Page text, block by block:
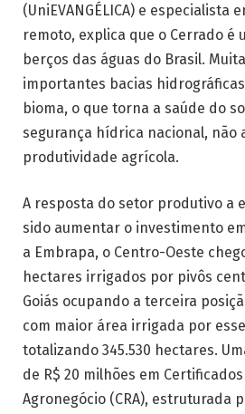
(UniEVANGÉLICA) e especialista
remoto, explica que o Cerrado é
berços das águas do Brasil.
importantes bacias
bioma, o que torna a saúde do
segurança hídrica nacional, não
produtividade agrícola.
A resposta do setor produtivo a
sido aumentar o investimento
a Embrapa, o Centro-Oeste
hectares irrigados por pivôs
Goiás ocupando a terceira
com maior área irrigada por
totalizando 345.530 hectares.
de R$ 20 milhões em
Agronegócio (CRA), estruturada